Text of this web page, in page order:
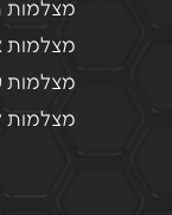
מצלמות
מצלמות
מצלמות
מצלמות